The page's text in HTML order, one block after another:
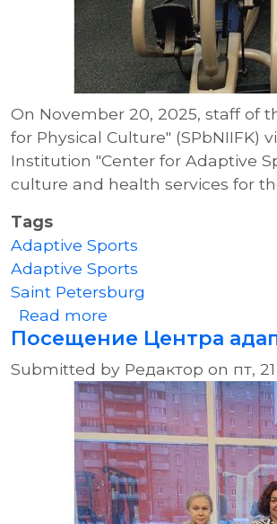
On November 20, 2025, staff of
for Physical Culture" (SPbNIIFK)
Institution "Center for Adaptive
culture and health services for
Tags
Adaptive Sports
Adaptive Sports
Saint Petersburg
Read moreabout Visit to the St.
Посещение Центра
Submitted by Редактор on пт,